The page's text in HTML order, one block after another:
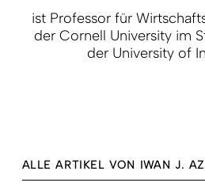
ist Professor für
der Cornell University im
der University of
ALLE ARTIKEL VON IWAN J.